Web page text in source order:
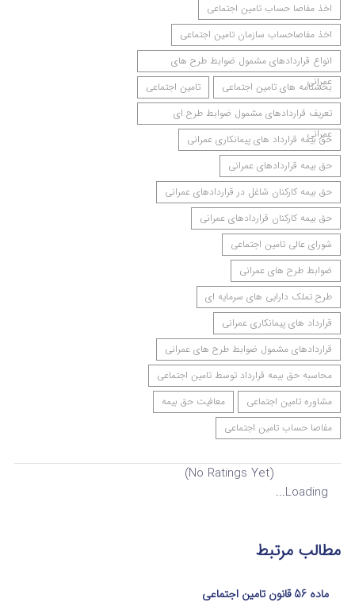
اخذ مفاصا حساب تامین اجتماعی
اخذ مفاصاحساب سازمان تامین اجتماعی
انواع قراردادهای مشمول ضوابط طرح های
عمرانی
بخشنامه های تامین اجتماعی
تامین اجتماعی
تعریف قراردادهای مشمول ضوابط طرح ای
عمرانی
حق بیمه قرارداد های پیمانکاری عمرانی
حق بیمه قراردادهای عمرانی
حق بیمه کارکنان شاغل در قراردادهای عمرانی
حق بیمه کارکنان قراردادهای عمرانی
شورای عالی تامین اجتماعی
ضوابط طرح های عمرانی
طرح تملک دارایی های سرمایه ای
قرارداد های پیمانکاری عمرانی
قراردادهای مشمول ضوابط طرح های عمرانی
محاسبه حق بیمه قرارداد توسط تامین اجتماعی
مشاوره تامین اجتماعی
معافیت حق بیمه
مفاصا حساب تامین اجتماعی
(No Ratings Yet)
Loading...
مطالب مرتبط
ماده 56 قانون تامین اجتماعی